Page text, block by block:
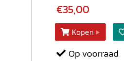
€35,00
Kopen
Op voorraad